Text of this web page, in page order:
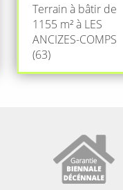
Terrain à bâtir de
1155 m² à LES
ANCIZES-COMPS
(63)